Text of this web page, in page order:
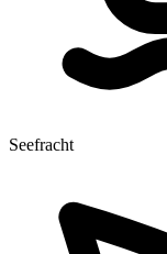
Seefracht